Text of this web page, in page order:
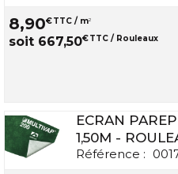
8,90€TTC / m2
soit 667,50€TTC / Rouleaux
ECRAN
1,50M -
Référence :